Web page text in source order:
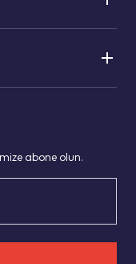
abone olun.